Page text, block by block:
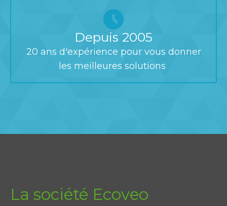
Depuis 2005
20 ans d'expérience pour vous donner
les meilleures solutions
La société Ecoveo